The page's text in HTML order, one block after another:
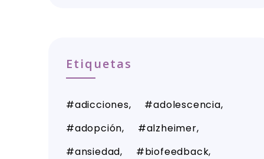
Etiquetas
adicciones
adolescencia
adopción
alzheimer
ansiedad
biofeedback